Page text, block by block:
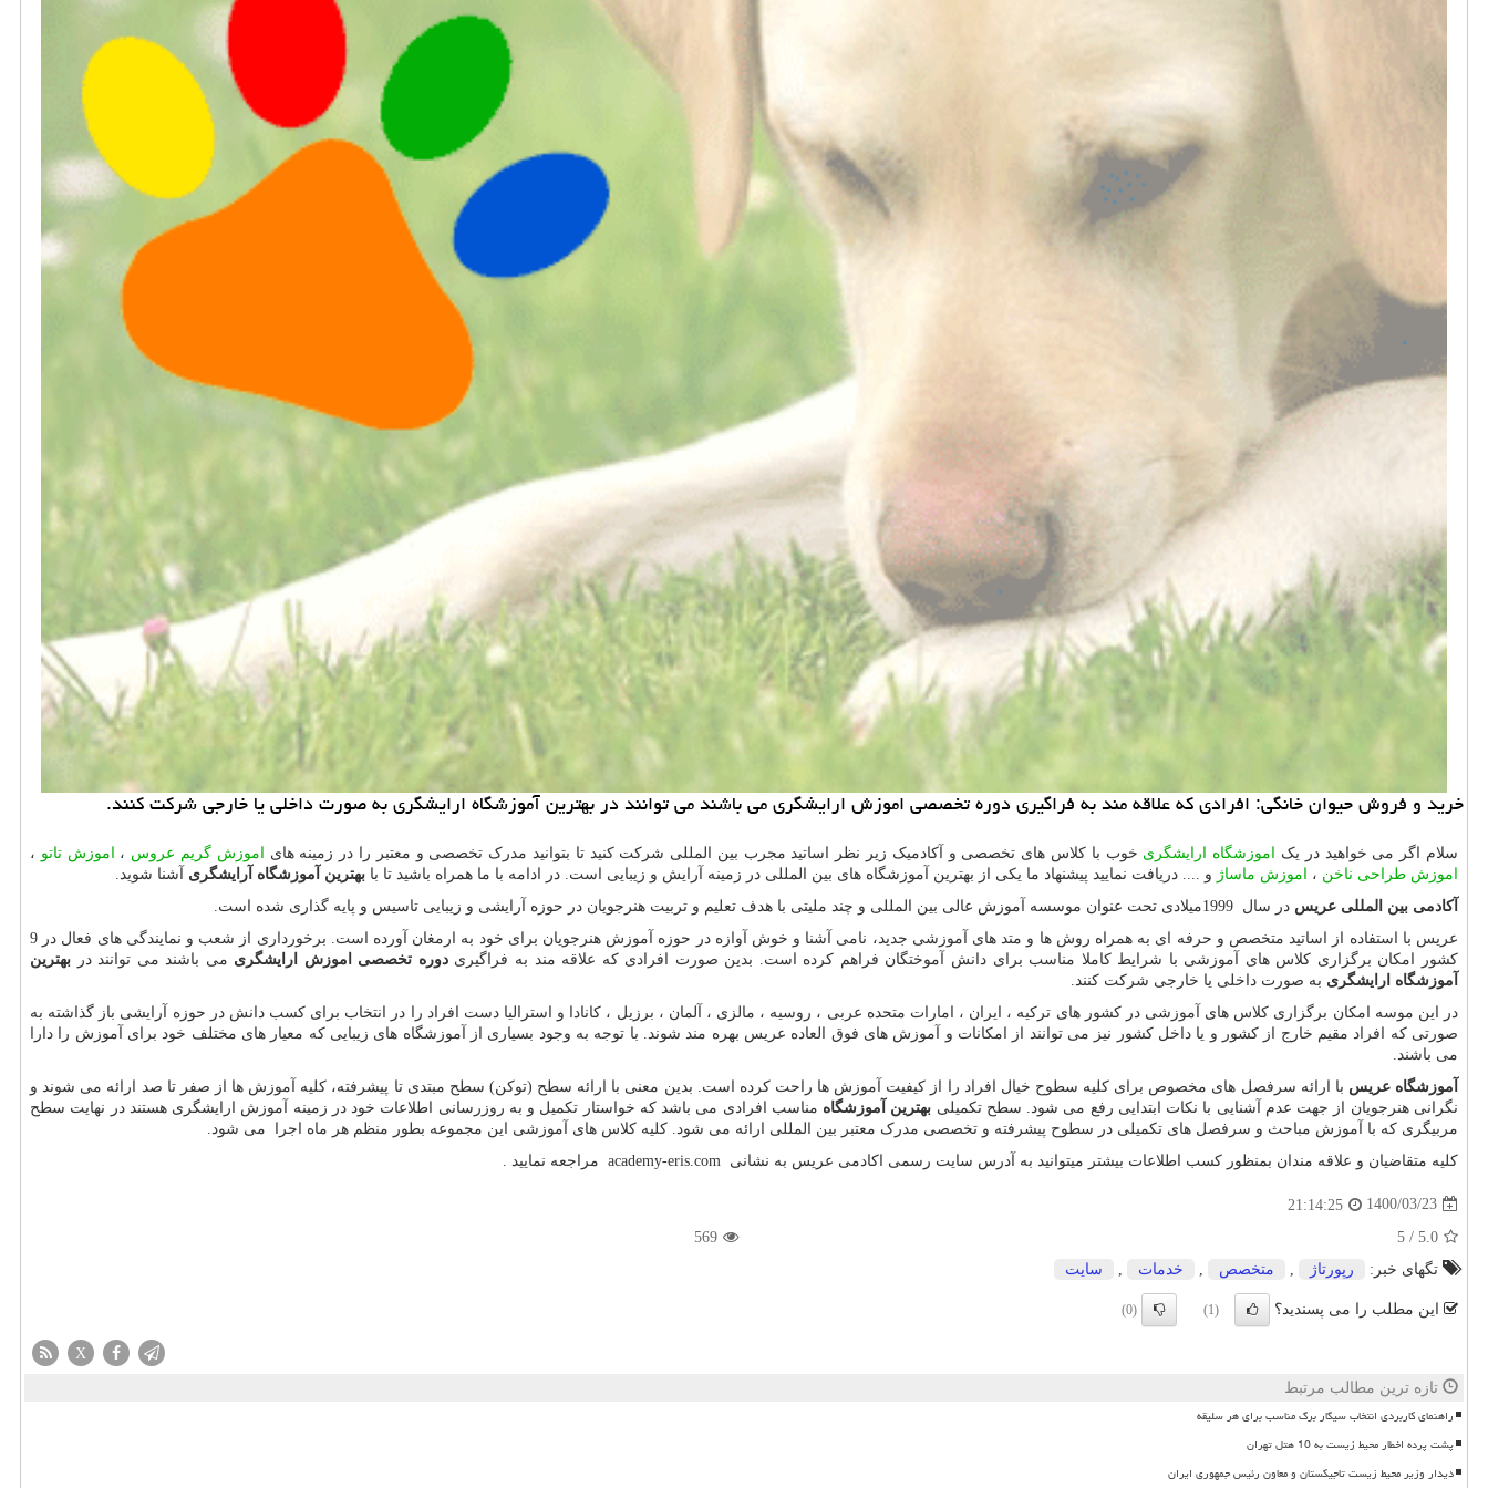
خرید و فروش حیوان خانگی: افرادی كه علاقه مند به فراگیری دوره تخصصی اموزش ارایشگری می باشند می توانند در بهترین آموزشگاه ارایشگری به صورت داخلی یا خارجی شركت كنند.
سلام اگر می خواهید در یک اموزشگاه ارایشگری خوب با کلاس های تخصصی و آکادمیک زیر نظر اساتید مجرب بین المللی شرکت کنید تا بتوانید مدرک تخصصی و معتبر را در زمینه های اموزش گریم عروس ، اموزش تاتو ،
اموزش طراحی ناخن ، اموزش ماساژ و .... دریافت نمایید پیشنهاد ما یکی از بهترین آموزشگاه های بین المللی در زمینه آرایش و زیبایی است. در ادامه با ما همراه باشید تا با بهترین آموزشگاه آرایشگری آشنا شوید.
آکادمی بین المللی عریس در سال 1999میلادی تحت عنوان موسسه آموزش عالی بین المللی و چند ملیتی با هدف تعلیم و تربیت هنرجویان در حوزه آرایشی و زیبایی تاسیس و پایه گذاری شده است.
عریس با استفاده از اساتید متخصص و حرفه ای به همراه روش ها و متد های آموزشی جدید، نامی آشنا و خوش آوازه در حوزه آموزش هنرجویان برای خود به ارمغان آورده است. برخورداری از شعب و نمایندگی های فعال در 9
کشور امکان برگزاری کلاس های آموزشی با شرایط کاملا مناسب برای دانش آموختگان فراهم کرده است. بدین صورت افرادی که علاقه مند به فراگیریدوره تخصصی اموزش ارایشگری می باشند می توانند در بهترین
آموزشگاه ارایشگری به صورت داخلی یا خارجی شرکت کنند.
در این موسه امکان برگزاری کلاس های آموزشی در کشور های ترکیه ، ایران ، امارات متحده عربی ، روسیه ، مالزی ، آلمان ، برزیل ، کانادا و استرالیا دست افراد را در انتخاب برای کسب دانش در حوزه آرایشی باز گذاشته به
صورتی که افراد مقیم خارج از کشور و یا داخل کشور نیز می توانند از امکانات و آموزش های فوق العاده عریس بهره مند شوند. با توجه به وجود بسیاری از آموزشگاه های زیبایی که معیار های مختلف خود برای آموزش را دارا
می باشند.
آموزشگاه عریس با ارائه سرفصل های مخصوص برای کلیه سطوح خیال افراد را از کیفیت آموزش ها راحت کرده است. بدین معنی با ارائه سطح (توکن) سطح مبتدی تا پیشرفته، کلیه آموزش ها از صفر تا صد ارائه می شوند و
نگرانی هنرجویان از جهت عدم آشنایی با نکات ابتدایی رفع می شود. سطح تکمیلی بهترین آموزشگاه مناسب افرادی می باشد که خواستار تکمیل و به روزرسانی اطلاعات خود در زمینه آموزش ارایشگری هستند در نهایت سطح
مربیگری که با آموزش مباحث و سرفصل های تکمیلی در سطوح پیشرفته و تخصصی مدرک معتبر بین المللی ارائه می شود. کلیه کلاس های آموزشی این مجموعه بطور منظم هر ماه اجرا می شود.
کلیه متقاضیان و علاقه مندان بمنظور کسب اطلاعات بیشتر میتوانید به آدرس سایت رسمی اکادمی عریس به نشانی
academy-eris.com مراجعه نمایید .
1400/03/23
21:14:25
5.0
/
5
569
تگهای خبر:
رپورتاژ متخصص خدمات سایت
این مطلب را می پسندید؟ (1)
(0)
X
تازه ترین مطالب مرتبط
راهنمای کاربردی انتخاب سیگار برگ مناسب برای هر سلیقه
پشت پرده اخطار محیط زیست به 10 هتل تهران
دیدار وزیر محیط زیست تاجیکستان و معاون رئیس جمهوری ایران